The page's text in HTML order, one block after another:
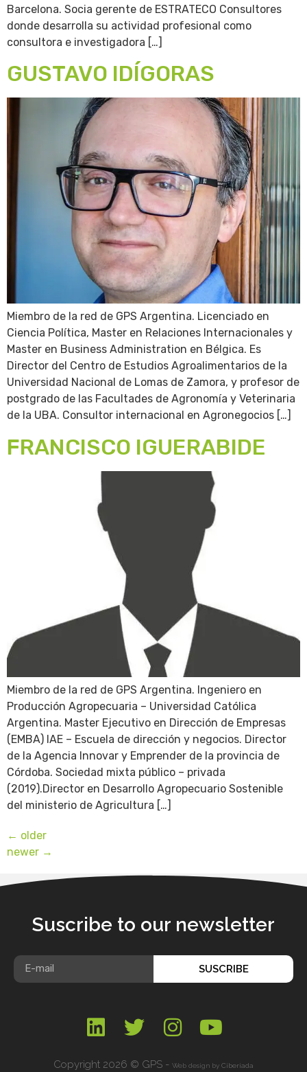
Barcelona. Socia gerente de ESTRATECO Consultores
donde desarrolla su actividad profesional como
consultora e investigadora […]
GUSTAVO IDÍGORAS
Miembro de la red de GPS Argentina. Licenciado en
Ciencia Política, Master en Relaciones Internacionales y
Master en Business Administration en Bélgica. Es
Director del Centro de Estudios Agroalimentarios de la
Universidad Nacional de Lomas de Zamora, y profesor de
postgrado de las Facultades de Agronomía y Veterinaria
de la UBA. Consultor internacional en Agronegocios […]
FRANCISCO IGUERABIDE
Miembro de la red de GPS Argentina. Ingeniero en
Producción Agropecuaria – Universidad Católica
Argentina. Master Ejecutivo en Dirección de Empresas
(EMBA) IAE – Escuela de dirección y negocios. Director
de la Agencia Innovar y Emprender de la provincia de
Córdoba. Sociedad mixta público – privada
(2019).Director en Desarrollo Agropecuario Sostenible
del ministerio de Agricultura […]
← older
newer →
Suscribe to our newsletter
SUSCRIBE
Copyright 2026 © GPS - Web design by Ciberiada